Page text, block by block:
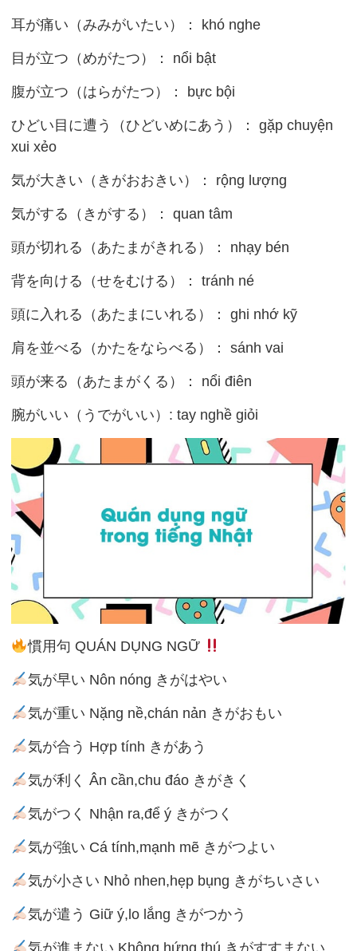
耳が痛い（みみがいたい）： khó nghe
目が立つ（めがたつ）： nổi bật
腹が立つ（はらがたつ）： bực bội
ひどい目に遭う（ひどいめにあう）： gặp chuyện
xui xẻo
気が大きい（きがおおきい）： rộng lượng
気がする（きがする）： quan tâm
頭が切れる（あたまがきれる）： nhạy bén
背を向ける（せをむける）： tránh né
頭に入れる（あたまにいれる）： ghi nhớ kỹ
肩を並べる（かたをならべる）： sánh vai
頭が来る（あたまがくる）： nổi điên
腕がいい（うでがいい）: tay nghề giỏi
慣用句 QUÁN DỤNG NGỮ
気が早い Nôn nóng きがはやい
気が重い Nặng nề,chán nản きがおもい
気が合う Hợp tính きがあう
気が利く Ân cần,chu đáo きがきく
気がつく Nhận ra,để ý きがつく
気が強い Cá tính,mạnh mẽ きがつよい
気が小さい Nhỏ nhen,hẹp bụng きがちいさい
気が遣う Giữ ý,lo lắng きがつかう
気が進まない Không hứng thú きがすすまない